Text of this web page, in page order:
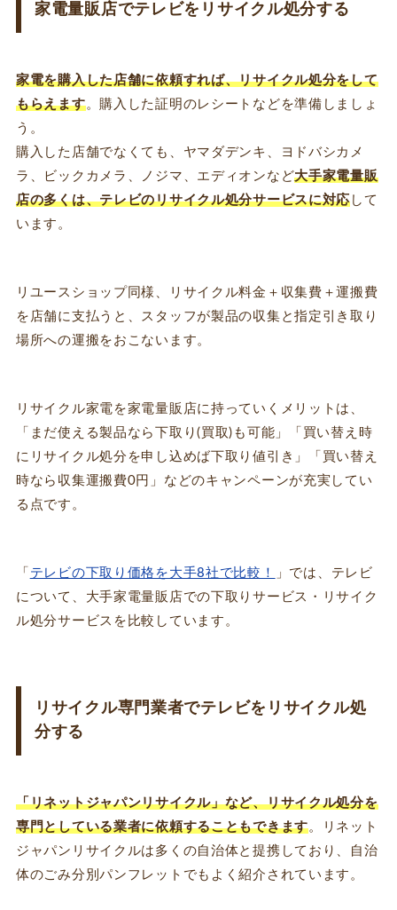
家電量販店でテレビをリサイクル処分する
家電を購入した店舗に依頼すれば、リサイクル処分をして
もらえます。購入した証明のレシートなどを準備しましょ
う。
購入した店舗でなくても、ヤマダデンキ、ヨドバシカメ
ラ、ビックカメラ、ノジマ、エディオンなど大手家電量販
店の多くは、テレビのリサイクル処分サービスに対応 して
います。
リユースショップ同様、リサイクル料金＋収集費＋運搬費
を店舗に支払うと、スタッフが製品の収集と指定引き取り
場所への運搬をおこないます。
リサイクル家電を家電量販店に持っていくメリットは、
「まだ使える製品なら下取り(買取)も可能」「買い替え時
にリサイクル処分を申し込めば下取り値引き」「買い替え
時なら収集運搬費0円」などのキャンペーンが充実してい
る点です。
「 テレビの下取り価格を大手8社で比較！
」では、テレビ
について、大手家電量販店での下取りサービス・リサイク
ル処分サービスを比較しています。
リサイクル専門業者でテレビをリサイクル処
分する
「リネットジャパンリサイクル」など、リサイクル処分を
専門としている業者に依頼することもできます。リネット
ジャパンリサイクルは多くの自治体と提携しており、自治
体のごみ分別パンフレットでもよく紹介されています。